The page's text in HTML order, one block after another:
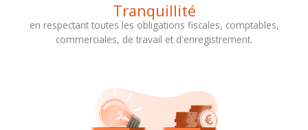
Tranquillité
en respectant toutes les obligations fiscales, comptables,
commerciales, de travail et d'enregistrement.